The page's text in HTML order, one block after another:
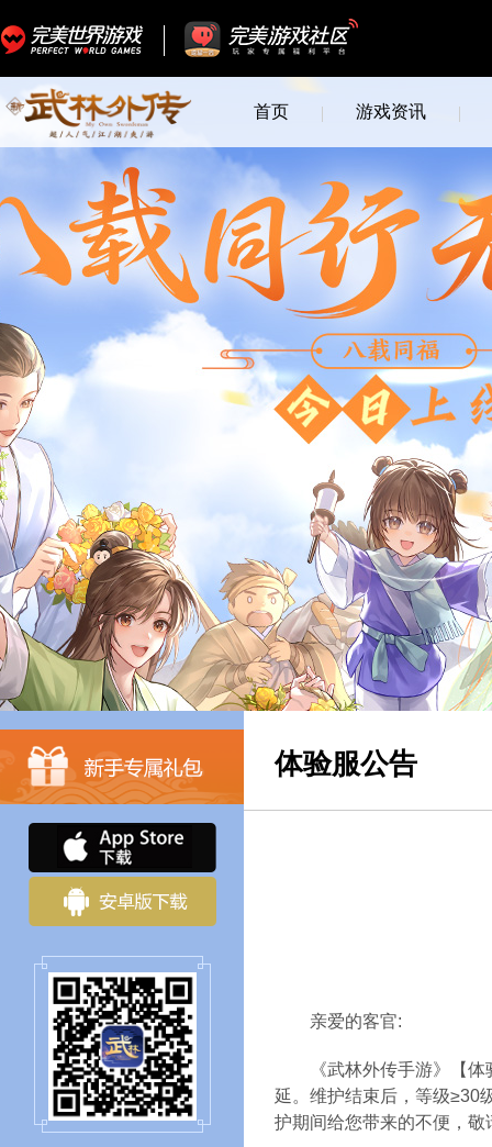
首页 游戏资讯
体验服公告
亲爱的客官:
《武林外传手游》【
延。维护结束后，等级≥30
护期间给您带来的不便，敬